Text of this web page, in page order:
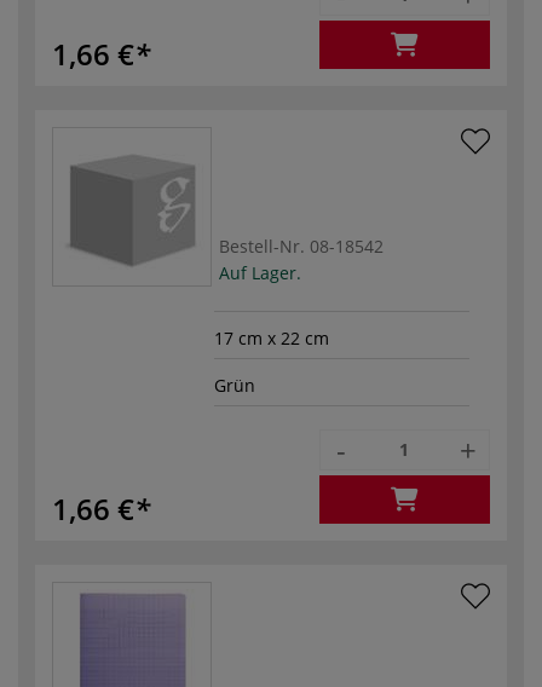
1,66 €
Bestell-Nr. 08-18542
Auf Lager.
17 cm x 22 cm
Grün
1,66 €
- +